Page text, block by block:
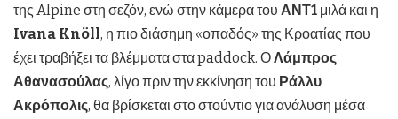
της Alpine στη σεζόν, ενώ στην κάμερα του ΑΝΤ1 μιλά και η
Ivana Knöll, η πιο διάσημη «οπαδός» της Κροατίας που
έχει τραβήξει τα βλέμματα στα paddock. ΟΛάμπρος
Αθανασούλας, λίγο πριν την εκκίνηση του Ράλλυ
Ακρόπολις, θα βρίσκεται στο στούντιο για ανάλυση μέσα